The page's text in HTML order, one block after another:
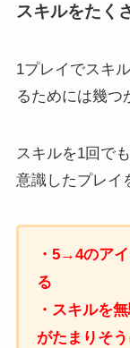
スキルをたく
1プレイでスキ
るためには幾つ
スキルを1回で
意識したプレイ
・5→4のア
る
・スキルを
がたまりそ